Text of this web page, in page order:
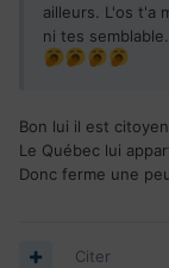
ailleurs. L'os t'a
ni tes
Bon lui il est
Le Québec lui
Donc ferme une
Citer